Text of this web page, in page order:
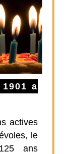
a
actives
le
ans